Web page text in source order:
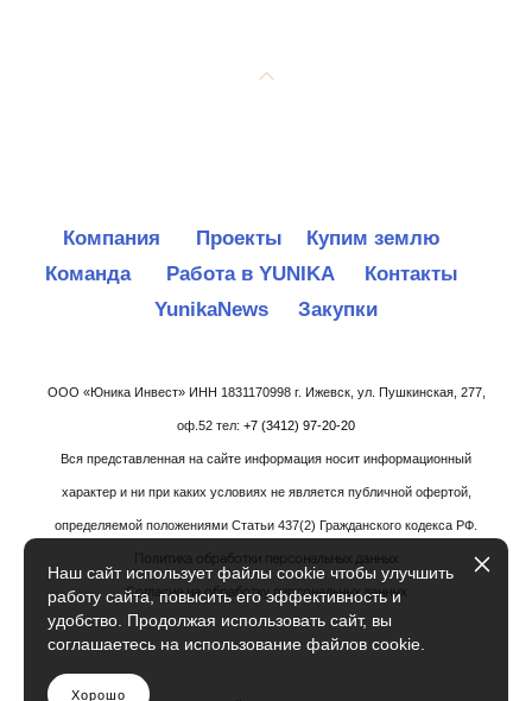
Компания Проекты
Купим землю
Команда
Работа в YUNIKA
Контакты
YunikaNews
Закупки
ООО «Юника Инвест» ИНН 1831170998 г. Ижевск, ул. Пушкинская, 277,
оф.52 тел: +7 (3412) 97-20-20
Вся представленная на сайте информация носит информационный
характер и ни при каких условиях не является публичной офертой,
определяемой положениями Статьи 437(2) Гражданского кодекса РФ.
Политика обработки персональных данных
Согласие на обработку персональных данных
Наш сайт использует файлы cookie чтобы улучшить
работу сайта, повысить его эффективность и
удобство. Продолжая использовать сайт, вы
соглашаетесь на использование файлов cookie.
Хорошо